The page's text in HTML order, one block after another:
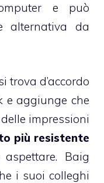
e può
alternativa da
trova d’accordo
e aggiunge che
impressioni
più resistente
Baig
i suoi colleghi